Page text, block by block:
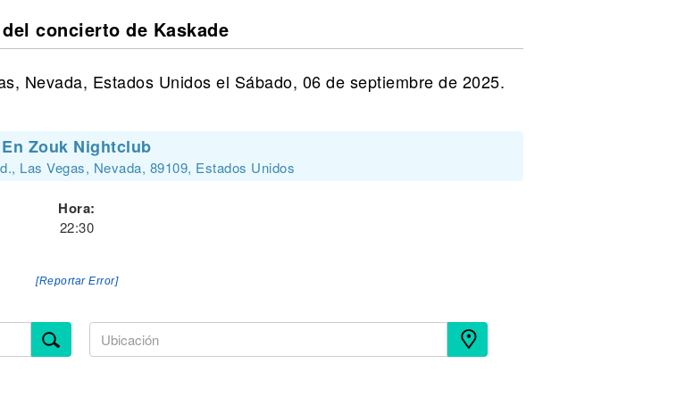
concierto de Kaskade
Nevada, Estados Unidos el Sábado, 06 de septiembre de 2025.
En Zouk Nightclub
Las Vegas, Nevada, 89109, Estados Unidos
Hora:
22:30
[Reportar Error]